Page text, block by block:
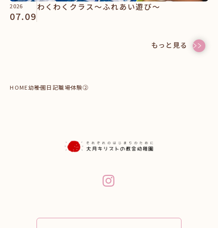
2026
07.09
わくわくクラス～ふれあい遊び～
もっと見る
HOME幼稚園日記職場体験②